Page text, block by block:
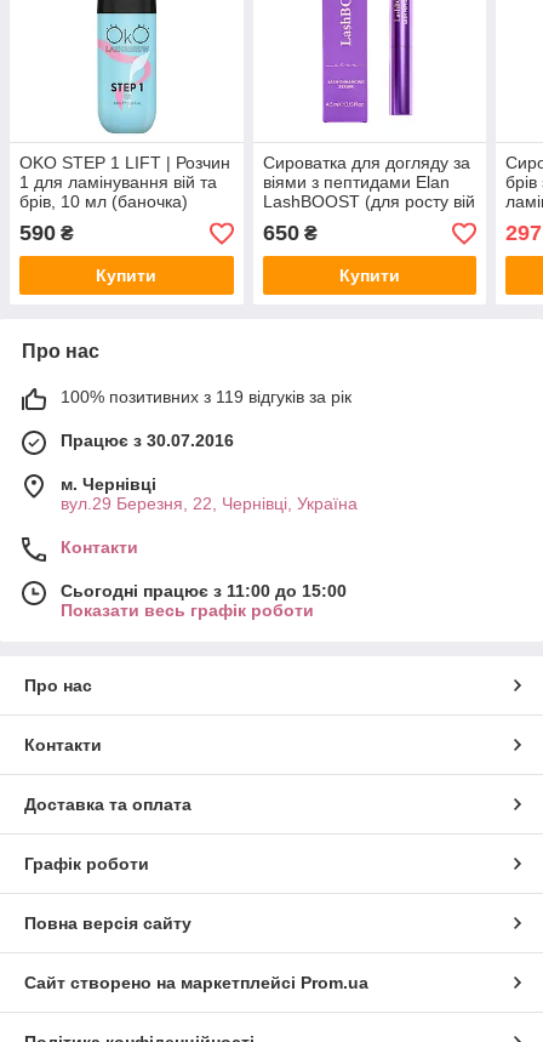
OKO STEP 1 LIFT | Розчин
1 для ламінування вій та
брів, 10 мл (баночка)
590 ₴
Купити
Сироватка для догляду за
віями з пептидами Elan
LashBOOST (для росту вій
та інтенсивного догляду)
650₴
Купити
мл
297
Про нас
100% позитивних з 119 відгуків за рік
Працює з 30.07.2016
м. Чернівці
вул.29 Березня, 22, Чернівці, Україна
Контакти
Сьогодні працює з 11:00 до 15:00
Показати весь графік роботи
Про нас
Контакти
Доставка та оплата
Графік роботи
Повна версія сайту
Сайт створено на маркетплейсі Prom.ua